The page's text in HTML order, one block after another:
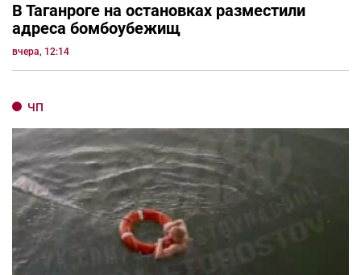
В Таганроге на остановках разместили
адреса бомбоубежищ
вчера, 12:14
ЧП